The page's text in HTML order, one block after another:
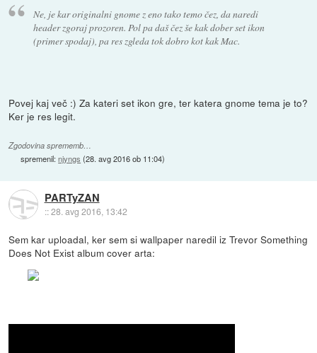
Ne, je kar originalni gnome z eno tako temo čez, da naredi
header zgoraj prozoren. Pol pa daš čez še kak dober set ikon
(primer spodaj), pa res zgleda tok dobro kot kak Mac.
Povej kaj več :) Za kateri set ikon gre, ter katera gnome tema je to?
Ker je res legit.
Zgodovina sprememb…
spremenil:njyngs (28. avg 2016 ob 11:04)
PARTyZAN
::28. avg 2016, 13:42
Sem kar uploadal, ker sem si wallpaper naredil iz Trevor Something
Does Not Exist album cover arta: